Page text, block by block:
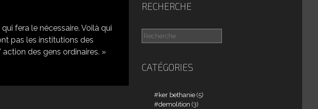
fera le nécessaire. Voilà qui
pas les institutions des
des gens ordinaires. »
RECHERCHE
CATÉGORIES
ker bethanie (5)
demolition (3)